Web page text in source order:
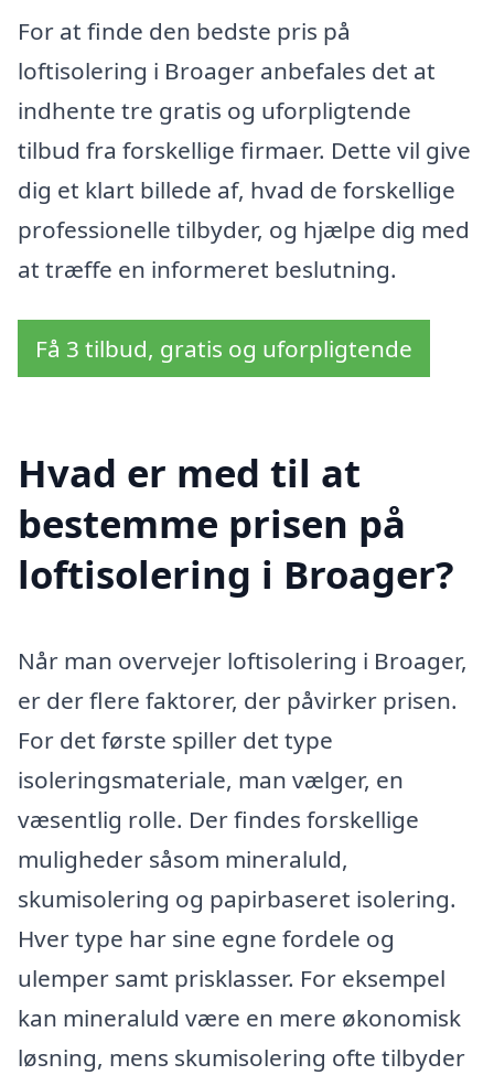
For at finde den bedste pris på
loftisolering i Broager anbefales det at
indhente tre gratis og uforpligtende
tilbud fra forskellige firmaer. Dette vil give
dig et klart billede af, hvad de forskellige
professionelle tilbyder, og hjælpe dig med
at træffe en informeret beslutning.
Få 3 tilbud, gratis og uforpligtende
Hvad er med til at
bestemme prisen på
loftisolering i Broager?
Når man overvejer loftisolering i Broager,
er der flere faktorer, der påvirker prisen.
For det første spiller det type
isoleringsmateriale, man vælger, en
væsentlig rolle. Der findes forskellige
muligheder såsom mineraluld,
skumisolering og papirbaseret isolering.
Hver type har sine egne fordele og
ulemper samt prisklasser. For eksempel
kan mineraluld være en mere økonomisk
løsning, mens skumisolering ofte tilbyder